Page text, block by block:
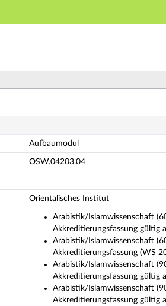
Hauptnavigation
Aufbaumodul
OSW.04203.04
Orientalisches Institut
Arabistik/Islamwissenschaft
Akkreditierungsfassung gültig
Arabistik/Islamwissenschaft
Akkreditierungsfassung (WS
Arabistik/Islamwissenschaft
Akkreditierungsfassung gültig
Arabistik/Islamwissenschaft
Akkreditierungsfassung gültig